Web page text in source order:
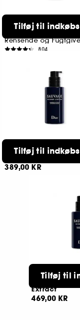
La Mousse OFF/ON
Cleanser
804
Tilføj til
Sauvage The
Cleanser
389,00 KR
Tilføj til
Sauvage
Toner Lotion
Extract
469,00 KR
Tilføj til